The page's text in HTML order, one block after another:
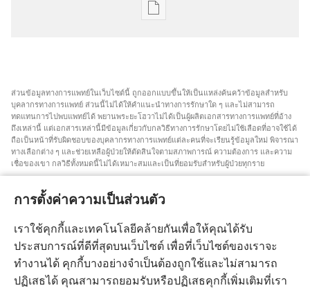
การตั้งค่าความเป็นส่วนตัว
เราใช้คุกกี้และเทคโนโลยีคล้ายกันเพื่อให้คุณได้รับ
ประสบการณ์ที่ดีที่สุดบนเว็บไซต์ เพื่อที่เว็บไซต์ของเราจะ
ทำงานได้ คุกกี้บางอย่างจำเป็นต้องถูกใช้และไม่สามารถ
ปฏิเสธได้ คุณสามารถยอมรับหรือปฏิเสธคุกกี้เพิ่มเติมที่เรา
ตัว
พิมพ์
แนว
ปฏิบัติ
ทาง
คลินิก
ไม่
ใช้
เลือด
ส่วน​ข้อมูล​ทาง​การ​แพทย์​ใน​เว็บไซต์​นี้ ถูก​ออก​แบบ​ขึ้น​ให้​เป็น​แหล่ง​ค้นคว้า​ข้อมูล​สำหรับ​
บุคลากร​ทาง​การ​แพทย์ ส่วน​นี้​ไม่​ได้​ให้​คำ​แนะ​นำ​ทาง​การ​รักษา​ใด ๆ และ​ไม่​สามารถ​
ทดแทน​การ​ไป​พบ​แพทย์​ได้ พยาน​พระ​ยะโฮวา​ไม่​ได้​เป็น​ผู้​ผลิต​เอกสาร​ทาง​การ​แพทย์​ที่​อ้าง​
ถึง​เหล่า​นี้ แต่​เอกสาร​เหล่า​นี้​มี​ข้อมูล​เกี่ยว​กับ​กลวิธี​ทาง​การ​รักษา​โดย​ไม่​ใช้​เลือด​ที่​อาจ​ใช้​ได้
ถือ​เป็น​หน้า​ที่​รับผิดชอบ​ของ​บุคลากร​ทาง​การ​แพทย์​แต่​ละ​คน​ที่​จะ​เรียน​รู้​ข้อมูล​ใหม่ พิจารณา​
ทาง​เลือก​ต่าง ๆ และ​ช่วยเหลือ​ผู้​ป่วย​ให้​ตัดสิน​ใจ​ตาม​สภาพการณ์ ความ​ต้องการ และ​ความ​
เชื่อ​ของ​เขา กลวิธี​ทั้ง​หมด​นี้​ไม่​ได้​เหมาะ​สม​และ​เป็น​ที่​ยอม​รับ​สำหรับ​ผู้​ป่วย​ทุก​ราย
สภาพการณ์​และ​วิธี​การ​รักษา​ของ​คุณ คุณ​ต้อง​ไป​พบ​แพทย์​ถ้า​รู้สึก​ว่า​ตัว​เอง​ป่วย
การแสดงผลหน้าจอ